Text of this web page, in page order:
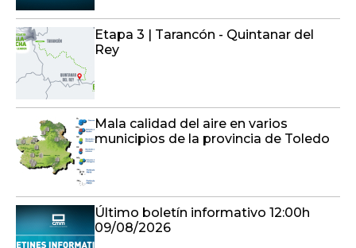
Etapa 3 | Tarancón - Quintanar del
Rey
Mala calidad del aire en varios
municipios de la provincia de Toledo
Último boletín informativo 12:00h
09/08/2026